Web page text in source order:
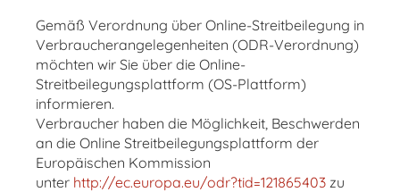
Gemäß Verordnung über Online-Streitbeilegung in
Verbraucherangelegenheiten (ODR-Verordnung)
möchten wir Sie über die Online-
Streitbeilegungsplattform (OS-Plattform)
informieren.
Verbraucher haben die Möglichkeit, Beschwerden
an die Online Streitbeilegungsplattform der
Europäischen Kommission
unter http://ec.europa.eu/odr?tid=121865403 zu